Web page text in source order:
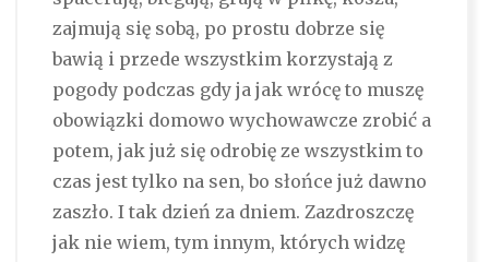
zajmują się sobą, po prostu dobrze się
bawią i przede wszystkim korzystają z
pogody podczas gdy ja jak wrócę to muszę
obowiązki domowo wychowawcze zrobić a
potem, jak już się odrobię ze wszystkim to
czas jest tylko na sen, bo słońce już dawno
zaszło. I tak dzień za dniem. Zazdroszczę
jak nie wiem, tym innym, których widzę